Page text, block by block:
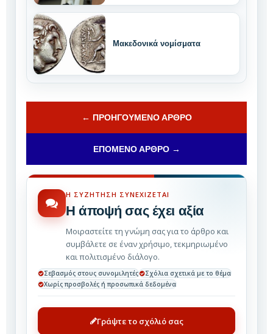
Μακεδονικά νομίσματα
← ΠΡΟΗΓΟΎΜΕΝΟ ΆΡΘΡΟ
ΕΠΌΜΕΝΟ ΆΡΘΡΟ →
Η ΣΥΖΉΤΗΣΗ ΣΥΝΕΧΊΖΕΤΑΙ
Η άποψή σας έχει αξία
Μοιραστείτε τη γνώμη σας για το άρθρο και
συμβάλετε σε έναν χρήσιμο, τεκμηριωμένο
και πολιτισμένο διάλογο.
Σεβασμός στους συνομιλητές
Σχόλια σχετικά με το θέμα
Χωρίς προσβολές ή προσωπικά δεδομένα
Γράψτε το σχόλιό σας